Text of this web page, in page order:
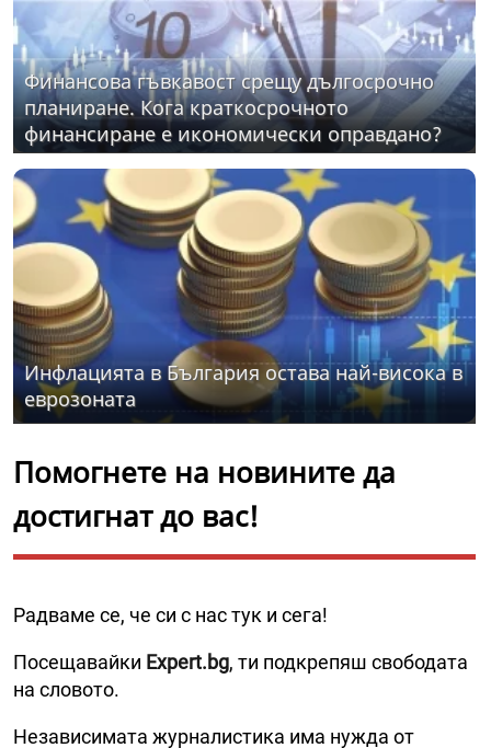
Финансова гъвкавост срещу дългосрочно
планиране. Кога краткосрочното
финансиране е икономически оправдано?
Инфлацията в България остава най-висока в
еврозоната
Помогнете на новините да
достигнат до вас!
Радваме се, че си с нас тук и сега!
Посещавайки Expert.bg, ти подкрепяш свободата
на словото.
Независимата журналистика има нужда от